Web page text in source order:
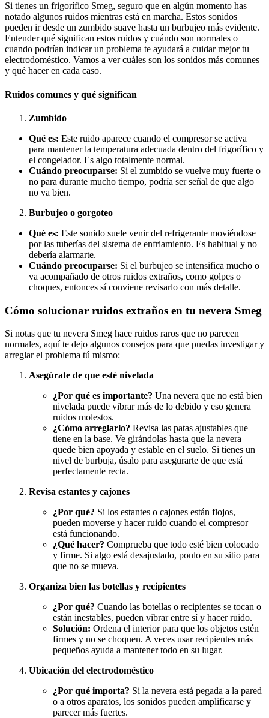
Si tienes un frigorífico Smeg, seguro que en algún momento has
notado algunos ruidos mientras está en marcha. Estos sonidos
pueden ir desde un zumbido suave hasta un burbujeo más evidente.
Entender qué significan estos ruidos y cuándo son normales o
cuando podrían indicar un problema te ayudará a cuidar mejor tu
electrodoméstico. Vamos a ver cuáles son los sonidos más comunes
y qué hacer en cada caso.
Ruidos comunes y qué significan
Zumbido
Qué es: Este ruido aparece cuando el compresor se activa
para mantener la temperatura adecuada dentro del frigorífico y
el congelador. Es algo totalmente normal.
Cuándo preocuparse: Si el zumbido se vuelve muy fuerte o
no para durante mucho tiempo, podría ser señal de que algo
no va bien.
Burbujeo o gorgoteo
Qué es: Este sonido suele venir del refrigerante moviéndose
por las tuberías del sistema de enfriamiento. Es habitual y no
debería alarmarte.
Cuándo preocuparse: Si el burbujeo se intensifica mucho o
va acompañado de otros ruidos extraños, como golpes o
choques, entonces sí conviene revisarlo con más detalle.
Cómo solucionar ruidos extraños en tu nevera Smeg
Si notas que tu nevera Smeg hace ruidos raros que no parecen
normales, aquí te dejo algunos consejos para que puedas investigar y
arreglar el problema tú mismo:
Asegúrate de que esté nivelada
¿Por qué es importante? Una nevera que no está bien
nivelada puede vibrar más de lo debido y eso genera
ruidos molestos.
¿Cómo arreglarlo? Revisa las patas ajustables que
tiene en la base. Ve girándolas hasta que la nevera
quede bien apoyada y estable en el suelo. Si tienes un
nivel de burbuja, úsalo para asegurarte de que está
perfectamente recta.
Revisa estantes y cajones
¿Por qué? Si los estantes o cajones están flojos,
pueden moverse y hacer ruido cuando el compresor
está funcionando.
¿Qué hacer? Comprueba que todo esté bien colocado
y firme. Si algo está desajustado, ponlo en su sitio para
que no se mueva.
Organiza bien las botellas y recipientes
¿Por qué? Cuando las botellas o recipientes se tocan o
están inestables, pueden vibrar entre sí y hacer ruido.
Solución: Ordena el interior para que los objetos estén
firmes y no se choquen. A veces usar recipientes más
pequeños ayuda a mantener todo en su lugar.
Ubicación del electrodoméstico
¿Por qué importa? Si la nevera está pegada a la pared
o a otros aparatos, los sonidos pueden amplificarse y
parecer más fuertes.